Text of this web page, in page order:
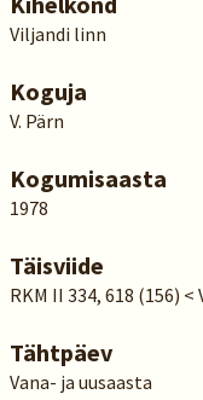
Viljandi linn
Koguja
V. Pärn
Kogumisaasta
1978
Täisviide
RKM II 334, 618 (156) <
Tähtpäev
Vana- ja uusaasta